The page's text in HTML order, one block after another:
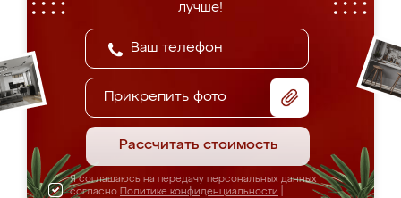
лучше!
Прикрепить фото
Рассчитать стоимость
Я соглашаюсь на передачу персональных данных
согласно Политике конфиденциальности